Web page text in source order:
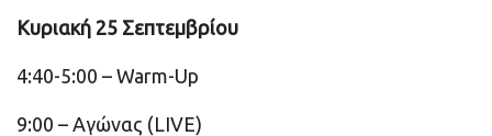
Κυριακή 25 Σεπτεμβρίου
4:40-5:00 – Warm-Up
9:00 – Αγώνας (LIVE)